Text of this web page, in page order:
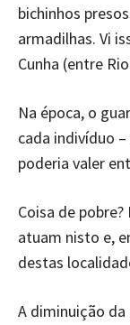
bichinhos
armadilhas. Vi
Cunha (entre
Na época, o
cada indivíduo
poderia valer
Coisa de
atuam nisto e,
destas
A diminuição